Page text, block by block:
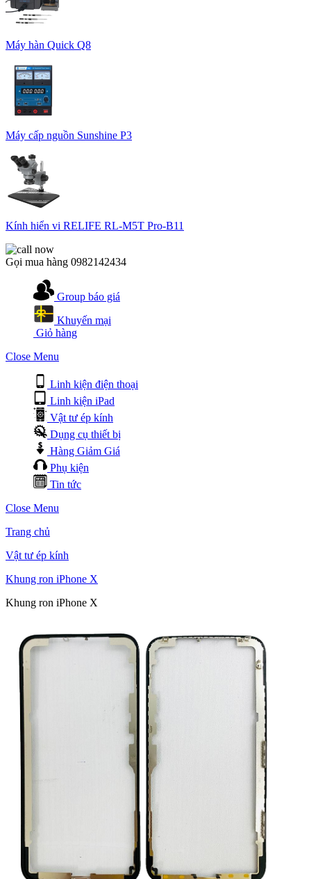
Máy hàn Quick Q8
Máy cấp nguồn Sunshine P3
Kính hiển vi RELIFE RL-M5T Pro-B11
Gọi mua hàng 0982142434
Group báo giá
Khuyến mại
Giỏ hàng
Close Menu
Linh kiện điện thoại
Linh kiện iPad
Vật tư ép kính
Dụng cụ thiết bị
Hàng Giảm Giá
Phụ kiện
Tin tức
Close Menu
Trang chủ
Vật tư ép kính
Khung ron iPhone X
Khung ron iPhone X